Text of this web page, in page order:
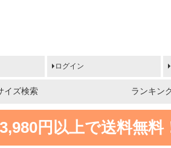
ログイン
イズ検索 ランキン
円以上で送料無料